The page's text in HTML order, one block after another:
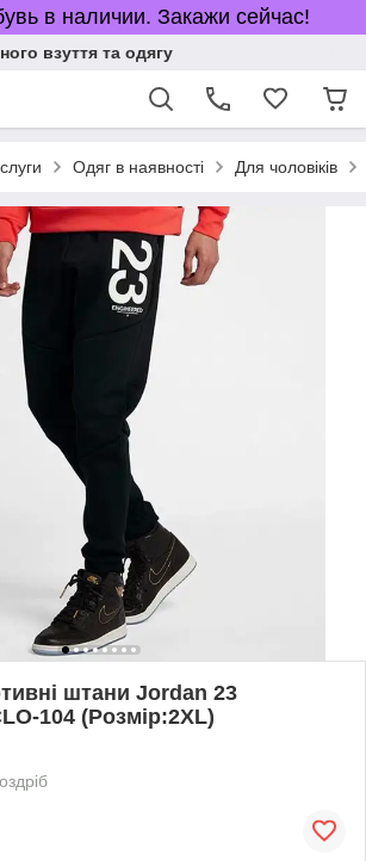
в наличии. Закажи сейчас!
взуття та одягу
Одяг в наявності Для чоловіків
штани Jordan 23
104 (Розмір:2XL)